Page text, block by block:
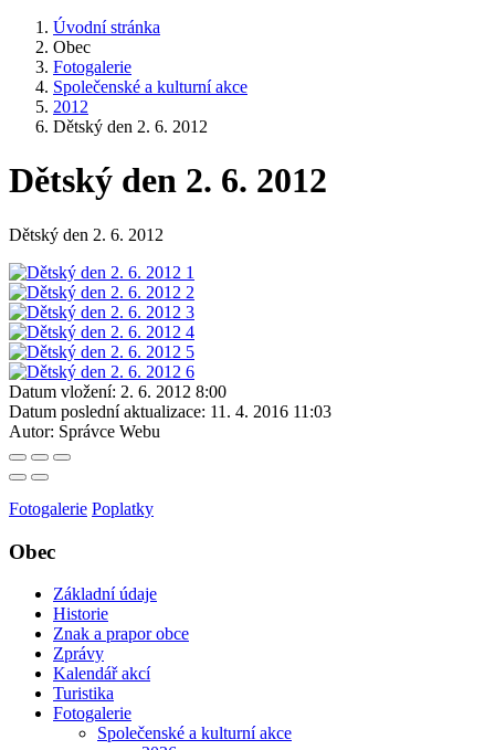
Úvodní stránka
Obec
Fotogalerie
Společenské a kulturní akce
2012
Dětský den 2. 6. 2012
Dětský den 2. 6. 2012
Dětský den 2. 6. 2012
Datum vložení: 2. 6. 2012 8:00
Datum poslední aktualizace: 11. 4. 2016 11:03
Autor: Správce Webu
Fotogalerie Poplatky
Obec
Základní údaje
Historie
Znak a prapor obce
Zprávy
Kalendář akcí
Turistika
Fotogalerie
Společenské a kulturní akce